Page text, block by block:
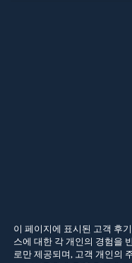
이 페이지에 표시된 고객 후
스에 대한 각 개인의 경험을
로만 제공되며, 고객 개인의